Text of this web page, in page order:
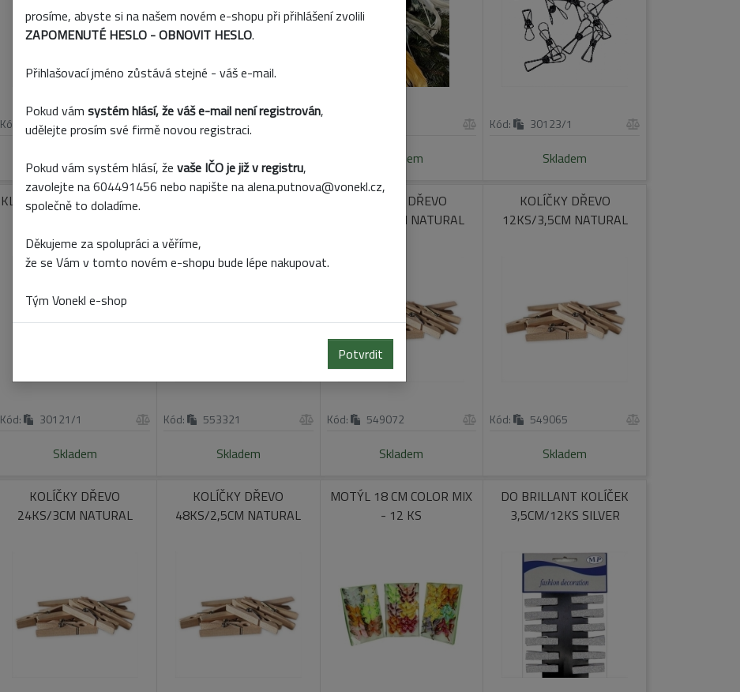
Kód: 173CAN4082
Skladem
571738
Skladem Skladem
Kód: 30123/1
Skladem
KLIP 3X0,6CM ZLATÝ 12KS
Kód: 30121/1
Skladem
Kód: 553321
Skladem
KOLÍČKY DŘEVO
12KS/4,8CM NATURAL
Kód: 549072
Skladem
KOLÍČKY DŘEVO
12KS/3,5CM NATURAL
Kód: 549065
Skladem
KOLÍČKY DŘEVO
24KS/3CM NATURAL
KOLÍČKY DŘEVO
48KS/2,5CM NATURAL
MOTÝL 18 CM COLOR MIX
- 12 KS
DO BRILLANT KOLÍČEK
3,5CM/12KS SILVER
prosíme, abyste si na našem novém e-shopu při přihlášení zvolili
ZAPOMENUTÉ HESLO - OBNOVIT HESLO.
Přihlašovací jméno zůstává stejné - váš e-mail.
Pokud vám systém hlásí, že váš e-mail není registrován,
udělejte prosím své firmě novou registraci.
Pokud vám systém hlásí, že vaše IČO je již v registru,
zavolejte na 604491456 nebo napište na alena.putnova@vonekl.cz,
společně to doladíme.
Děkujeme za spolupráci a věříme,
že se Vám v tomto novém e-shopu bude lépe nakupovat.
Tým Vonekl e-shop
Potvrdit